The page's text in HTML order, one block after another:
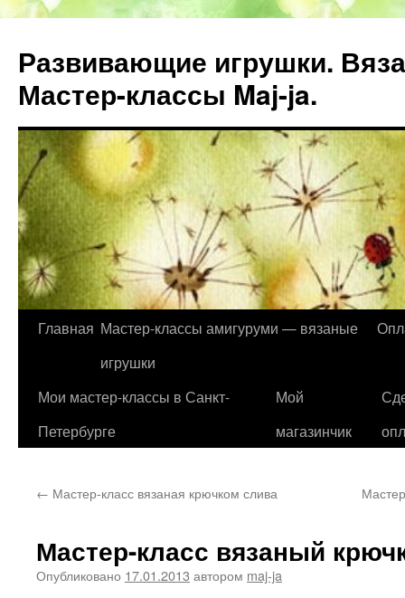
Развивающие игрушки.
Мастер-классы Maj-ja.
Перейти
содержимому
Главная Мастер-классы амигуруми — вязаные
игрушки
Мои мастер-классы в Санкт-
Петербурге
Мой
магазинчик
← Мастер-класс вязаная крючком слива
Мастер-класс вязаный
Опубликовано 17.01.2013 автором maj-ja